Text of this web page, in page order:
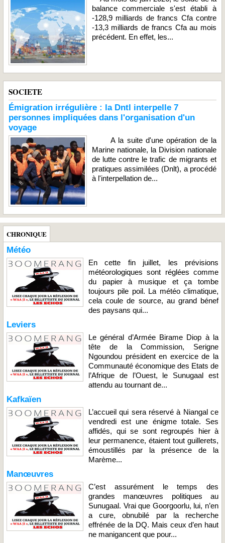
balance commerciale s'est établi à
-128,9 milliards de francs Cfa contre
-13,3 milliards de francs Cfa au mois
précédent. En effet, les...
SOCIETE
Émigration irrégulière : la Dntl interpelle 7
personnes impliquées dans l'organisation d'un
voyage
A la suite d'une opération de la
Marine nationale, la Division nationale
de lutte contre le trafic de migrants et
pratiques assimilées (Dnlt), a procédé
à l'interpellation de...
CHRONIQUE
Météo
En cette fin juillet, les prévisions
météorologiques sont réglées comme
du papier à musique et ça tombe
toujours pile poil. La météo climatique,
cela coule de source, au grand bénef
des paysans qui...
Leviers
Le général d’Armée Birame Diop à la
tête de la Commission, Serigne
Ngoundou président en exercice de la
Communauté économique des Etats de
l’Afrique de l’Ouest, le Sunugaal est
attendu au tournant de...
Kafkaïen
L’accueil qui sera réservé à Niangal ce
vendredi est une énigme totale. Ses
affidés, qui se sont regroupés hier à
leur permanence, étaient tout guillerets,
émoustillés par la présence de la
Marème...
Manœuvres
C’est assurément le temps des
grandes manœuvres politiques au
Sunugaal. Vrai que Goorgoorlu, lui, n’en
a cure, obnubilé par la recherche
effrénée de la DQ. Mais ceux d’en haut
ne manigancent que pour...